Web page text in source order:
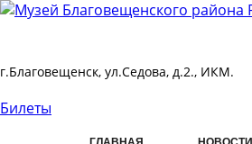
г.Благовещенск, ул.Седова, д.2., ИКМ.
Билеты